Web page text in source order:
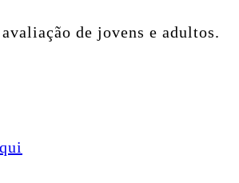
de jovens e adultos.